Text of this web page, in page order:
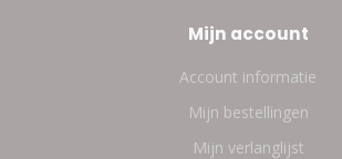
Mijn account
Account informatie
Mijn bestellingen
Mijn verlanglijst